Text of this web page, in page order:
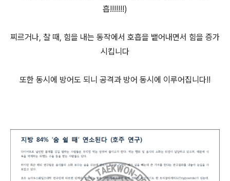
흡!!!!!!!)
찌르거나, 찰 때, 힘을 내는 동작에서 호흡을 뱉어내면서 힘을 증가
시킵니다
또한 동시에 방어도 되니 공격과 방어 동시에 이루어집니다!!